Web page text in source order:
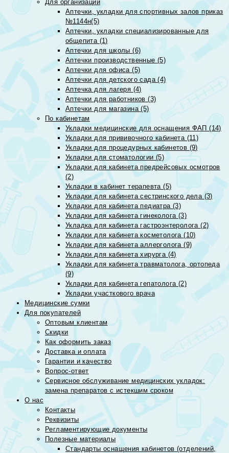
Для организаций
Аптечки, укладки для спортивных залов приказ
№1144н(5)
Аптечки, укладки специализированные для
общепита (1)
Аптечки для школы (6)
Аптечки производственные (5)
Аптечки для офиса (5)
Аптечки для детского сада (4)
Аптечка для лагеря (4)
Аптечки для работников (3)
Аптечки для магазина (5)
По кабинетам
Укладки медицинские для оснащения ФАП (14)
Укладки для прививочного кабинета (11)
Укладки для процедурных кабинетов (9)
Укладки для стоматологии (5)
Укладки для кабинета предрейсовых осмотров
(2)
Укладки в кабинет терапевта (5)
Укладки для кабинета сестринского дела (3)
Укладки для кабинета педиатра (3)
Укладки для кабинета гинеколога (3)
Укладка для кабинета гастроэнтеролога (2)
Укладки для кабинета косметолога (10)
Укладки для кабинета аллерголога (9)
Укладки для кабинета хирурга (4)
Укладки для кабинета травматолога, ортопеда
(9)
Укладки для кабинета гепатолога (2)
Укладки участкового врача
Медицинские сумки
Для покупателей
Оптовым клиентам
Скидки
Как оформить заказ
Доставка и оплата
Гарантии и качество
Вопрос-ответ
Сервисное обслуживание медицинских укладок:
замена препаратов с истекшим сроком
О нас
Контакты
Реквизиты
Регламентирующие документы
Полезные материалы
Стандарты оснащения кабинетов (отделений,